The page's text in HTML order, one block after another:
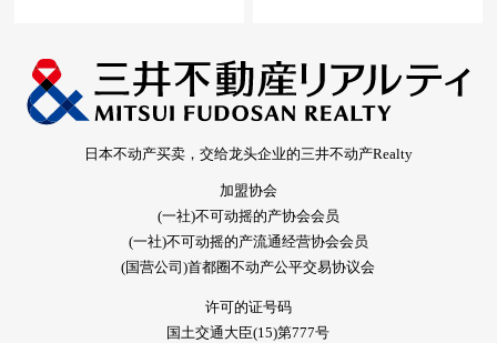
日本不动产买卖，交给龙头企业的三井不动产Realty
加盟协会
(一社)不可动摇的产协会会员
(一社)不可动摇的产流通经营协会会员
(国营公司)首都圈不动产公平交易协议会
许可的证号码
国土交通大臣(15)第777号